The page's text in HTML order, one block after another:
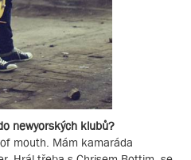
newyorských klubů?
mouth. Mám kamaráda